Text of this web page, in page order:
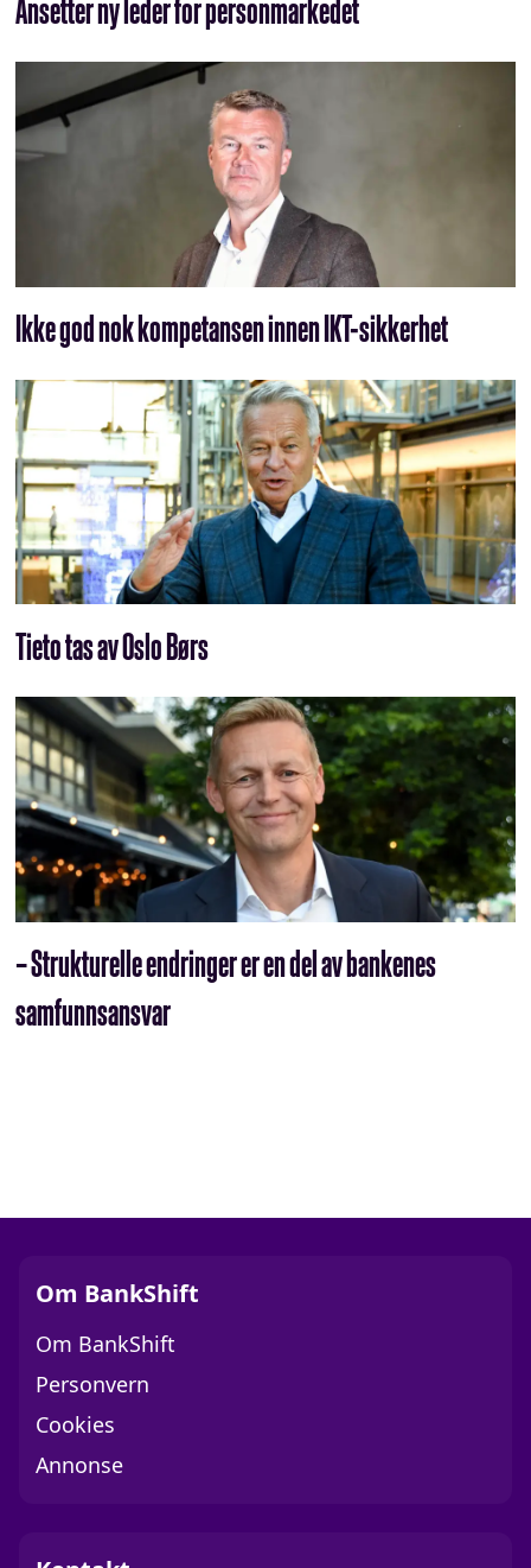
Ikke god nok kompetansen innen IKT-sikkerhet
Tieto tas av Oslo Børs
– Strukturelle endringer er en del av bankenes
samfunnsansvar
Om BankShift
Om BankShift
Personvern
Cookies
Annonse